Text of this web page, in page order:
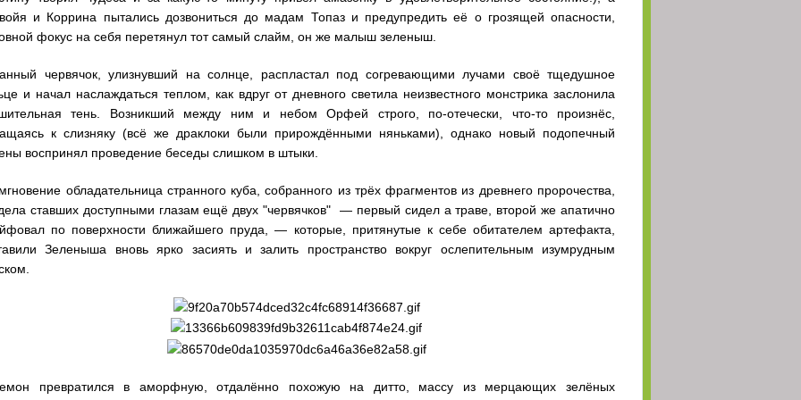
(07 Апрель 2026 - 01:02)
что это в самом деле могло кого-то поймать :D
суровое первое апреля на форуме на мою память ) крутыши. хотя с моим отсутствием
такое хД
(05 Апрель 2026 - 15:29)
(04 Апрель 2026 - 20:26)
забирайте сразу с постом, да
я жду от тебя поста
что я не Ханто
(04 Апрель 2026 - 12:06)
на русифицироварную версию. Везде обман
(04 Апрель 2026 - 11:14)
прикол а не попытка запутать
попался на "возвращение Ханто"
даешь ) чтобы роскомнадзор заметил форик на 1,5 человека...
шутка ) Тут скорее белые списки включат и мы никуда не зайдем, ведь VPNон в них не будет )
шутка к 1 апреля или рили какая-то жесть ожидает форум без русификации?
и Коррина пытались дозвониться до мадам Топаз и предупредить её о грозящей опасности,
фокус на себя перетянул тот самый слайм, он же малыш зеленыш.
червячок, улизнувший на солнце, распластал под согревающими лучами своё тщедушное
и начал наслаждаться теплом, как вдруг от дневного светила неизвестного монстрика заслонила
тень. Возникший между ним и небом Орфей строго, по-отечески, что-то произнёс,
к слизняку (всё же драклоки были прирождёнными няньками), однако новый подопечный
воспринял проведение беседы слишком в штыки.
обладательница странного куба, собранного из трёх фрагментов из древнего пророчества,
ставших доступными глазам ещё двух "червячков" — первый сидел а траве, второй же апатично
по поверхности ближайшего пруда, — которые, притянутые к себе обитателем артефакта,
Зеленыша вновь ярко засиять и залить пространство вокруг ослепительным изумрудным
превратился в аморфную, отдалённо похожую на дитто, массу из мерцающих зелёных